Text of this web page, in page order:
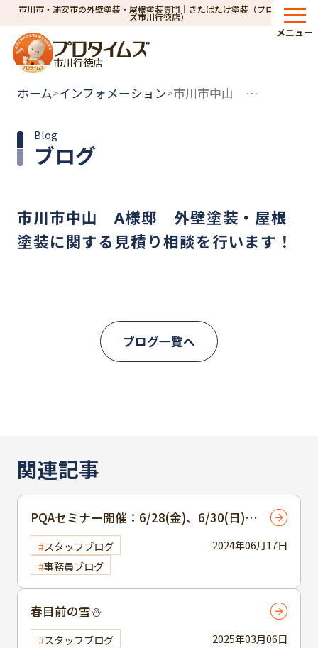
市川市・浦安市の外壁塗装・屋根塗装専門｜きたばたけ塗装（プロタイム
ズ市川行徳店）
市川行徳店
メニュー
ホーム>インフォメーション> 市川市中山 A様邸 外壁塗装・屋根塗装に関する見積り相談を行います！
ブログ
Blog
市川市中山 A様邸 外壁塗装・屋根
塗装に関する見積り相談を行います！
ブログ一覧へ
関連記事
2024年06月17日
PQAセミナー開催：6/28(金)、6/30(日)
＠行徳公民館
スタッフブログ
事務員ブログ
2025年03月06日
春目前の雪⛄
スタッフブログ